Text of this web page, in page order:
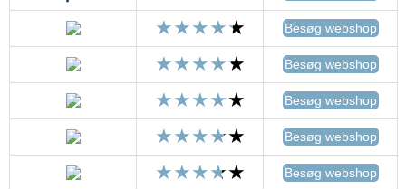
Besøg webshop
Besøg webshop
Besøg webshop
Besøg webshop
Besøg webshop